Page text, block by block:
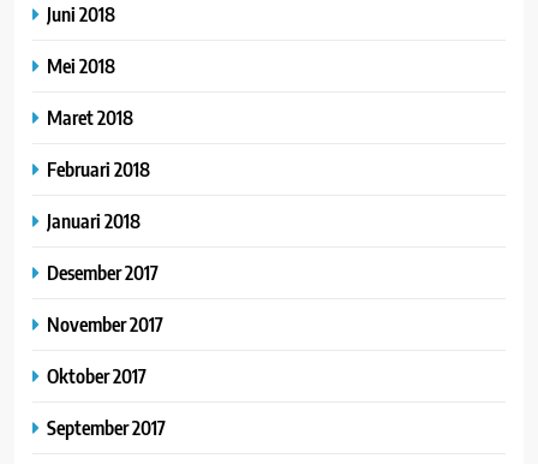
Juni 2018
Mei 2018
Maret 2018
Februari 2018
Januari 2018
Desember 2017
November 2017
Oktober 2017
September 2017